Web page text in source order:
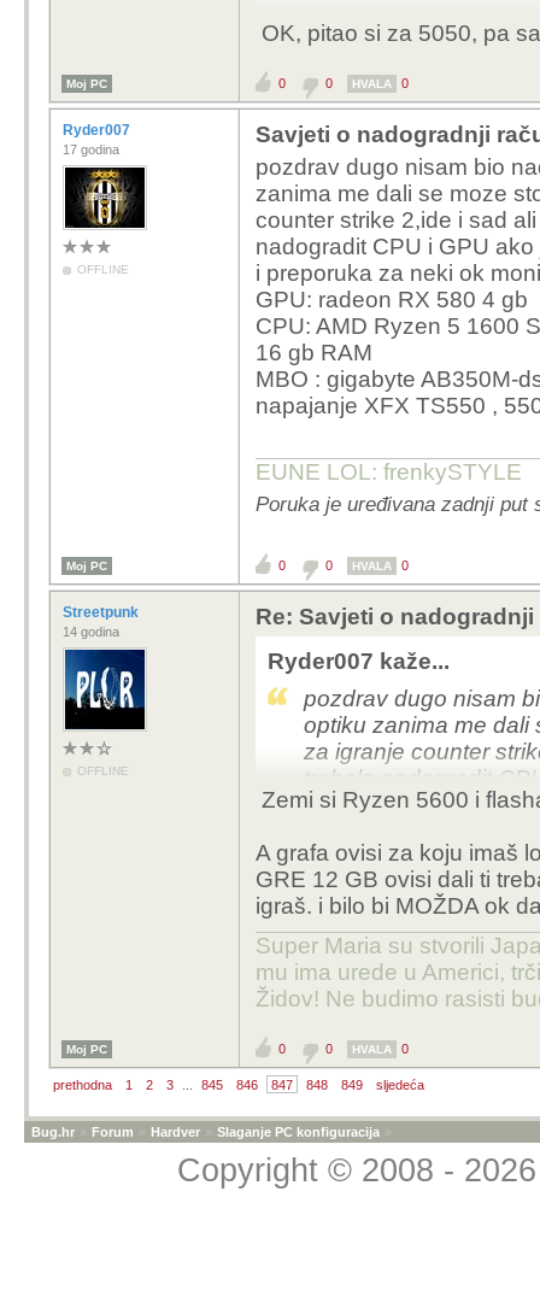
A na koliko bi ti sada
OK, pitao si za 5050, pa
Moj PC 0 0 HVALA 0
Ryder007
17 godina
OFFLINE
Savjeti o nadogradnji
pozdrav dugo nisam bio
zanima me dali se moze
counter strike 2,ide i sad
nadogradit CPU i GPU
i preporuka za neki ok
GPU: radeon RX 580 4 gb
CPU: AMD Ryzen 5 1600
16 gb RAM
MBO : gigabyte AB350M-
napajanje XFX TS550 ,
EUNE LOL: frenkySTYLE
Poruka je uređivana zadnji put
Moj PC 0 0 HVALA 0
Streetpunk
14 godina
OFFLINE
Re: Savjeti o
Ryder007 kaže...
pozdrav dugo nisam
optiku zanima me dali
za igranje counter
trebalo nadogradit
novce xD
CPU: AMD Ryzen 5
16 gb RAM
MBO : gigabyte
napajanje XFX TS550
Zemi si Ryzen 5600 i
A grafa ovisi za koju imaš
GRE 12 GB ovisi dali ti
igraš. i bilo bi MOŽDA ok
Super Maria su stvorili
mu ima urede u Americi,
Židov! Ne budimo rasisti
Moj PC 0 0 HVALA 0
prethodna 1 2 3 845 846 847 848 849 sljedeća
Bug.hr » Forum » Hardver » Slaganje PC konfiguracija »
Copyright © 2008 -